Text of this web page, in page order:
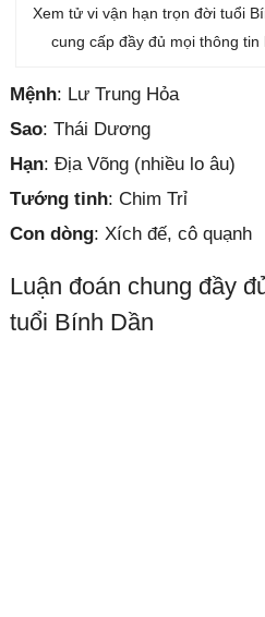
Xem tử vi vận hạn trọn đời tuổi
cung cấp đầy đủ mọi thông tin
Mệnh: Lư Trung Hỏa
Sao: Thái Dương
Hạn: Địa Võng (nhiều lo âu)
Tướng tinh: Chim Trỉ
Con dòng: Xích đế, cô quạnh
Luận đoán chung đầy
tuổi Bính Dần